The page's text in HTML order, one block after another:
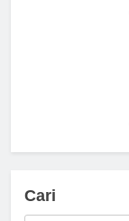
Cari